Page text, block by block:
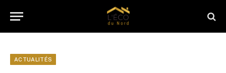
ACTUALITÉS